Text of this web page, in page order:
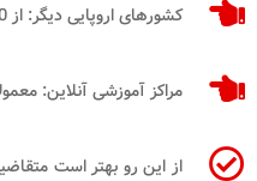
کشورهای اروپایی دیگر: از 20 تا 50 یورو
مراکز آموزشی آنلاین: معمولا
از این رو بهتر است